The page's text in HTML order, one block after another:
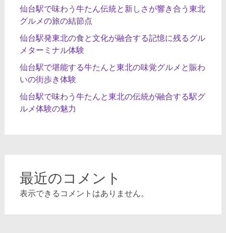
仙台駅で味わう牛たん伝統と新しさが響き合う東北
グルメの旅の結節点
仙台駅発東北の食と文化が融合する記憶に残るグル
メターミナル体験
仙台駅で堪能する牛たんと東北の味覚グルメと賑わ
いの街歩き体験
仙台駅で味わう牛たんと東北の伝統が融合する駅グ
ルメ体験の魅力
最近のコメント
表示できるコメントはありません。